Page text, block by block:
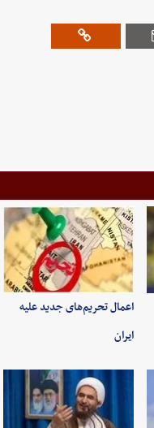
اعمال تحریم‌های جدید علیه
ایران